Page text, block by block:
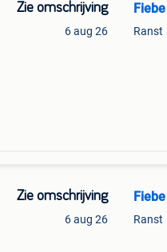
Zie omschrijving
6 aug 26 Ranst
Zie omschrijving
6 aug 26 Ranst